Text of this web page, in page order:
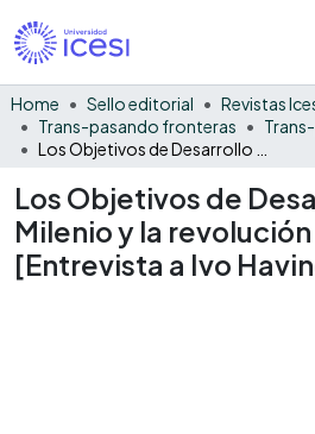
Home Sello editorial
Revistas
Trans-pasando fronteras
Los Objetivos de
Milenio y la
[Entrevista a Ivo